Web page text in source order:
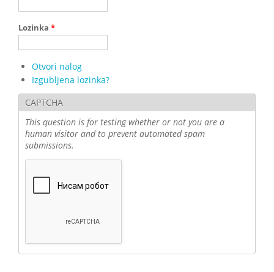
Lozinka *
Otvori nalog
Izgubljena lozinka?
CAPTCHA
This question is for testing whether or not you are a
human visitor and to prevent automated spam
submissions.